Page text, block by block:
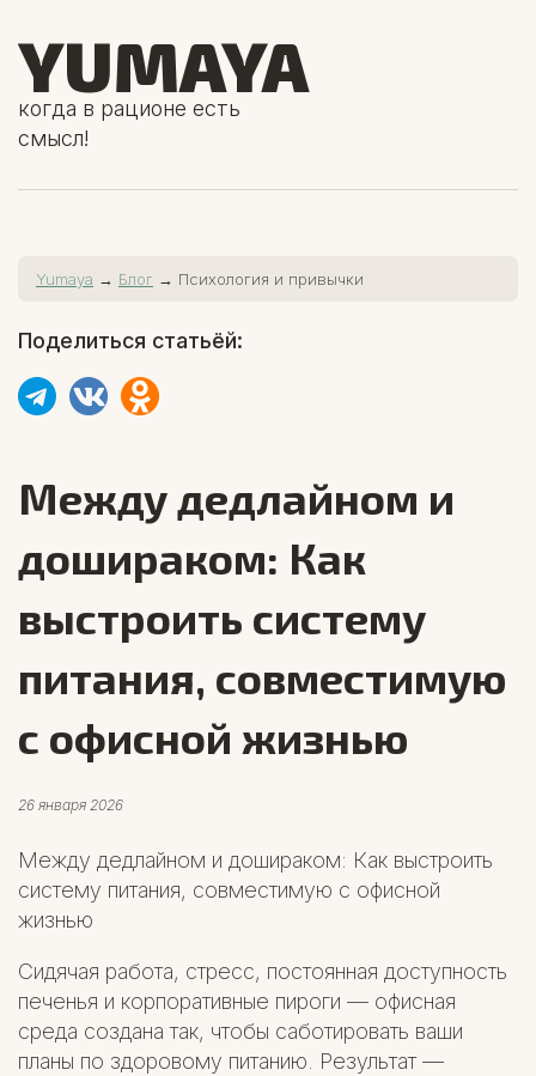
YUMAYA
когда в рационе есть
смысл!
Yumaya → Блог → Психология и привычки
Поделиться статьёй:
Между дедлайном и
дошираком: Как
выстроить систему
питания, совместимую
с офисной жизнью
26 января 2026
Между дедлайном и дошираком: Как выстроить
систему питания, совместимую с офисной
жизнью
Сидячая работа, стресс, постоянная доступность
печенья и корпоративные пироги — офисная
среда создана так, чтобы саботировать ваши
планы по здоровому питанию. Результат —